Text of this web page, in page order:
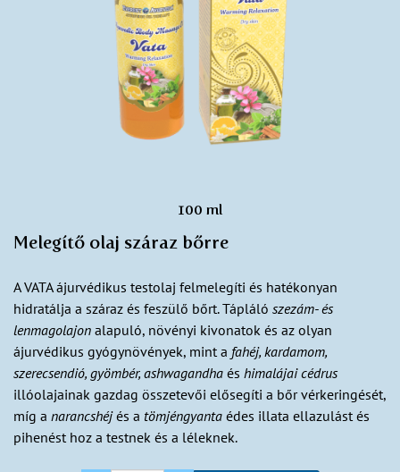
100 ml
Melegítő olaj száraz bőrre
A VATA ájurvédikus testolaj felmelegíti és hatékonyan
hidratálja a száraz és feszülő bőrt. Tápláló szezám- és
lenmagolajon alapuló, növényi kivonatok és az olyan
ájurvédikus gyógynövények, mint a fahéj, kardamom,
szerecsendió, gyömbér, ashwagandha és himalájai cédrus
illóolajainak gazdag összetevői elősegíti a bőr vérkeringését,
míg a narancshéjés a tömjéngyanta édes illata ellazulást és
pihenést hoz a testnek és a léleknek.